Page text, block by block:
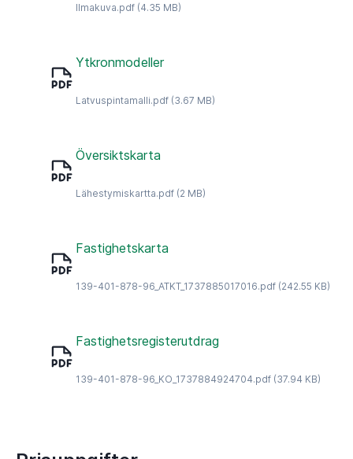
Ilmakuva.pdf (4.35 MB)
Ytkronmodeller
Latvuspintamalli.pdf (3.67 MB)
Översiktskarta
Lähestymiskartta.pdf (2 MB)
Fastighetskarta
139-401-878-96_ATKT_1737885017016.pdf (242.55 KB)
Fastighetsregisterutdrag
139-401-878-96_KO_1737884924704.pdf (37.94 KB)